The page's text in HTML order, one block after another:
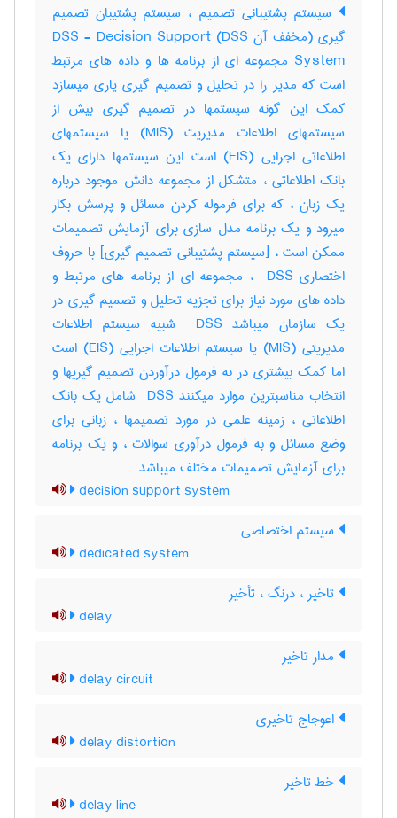
سیستم پشتیبانی تصمیم ، سیستم پشتیبان تصمیم
گیری (مخفف آن DSS) DSS - Decision Support
System مجموعه ای از برنامه ها و داده های مرتبط
است که مدیر را در تحلیل و تصمیم گیری یاری میسازد
کمک این گونه سیستمها در تصمیم گیری بیش از
سیستمهای اطلاعات مدیریت (MIS) یا سیستمهای
اطلاعاتی اجرایی (EIS) است این سیستمها دارای یک
بانک اطلاعاتی ، متشکل از مجموعه دانش موجود درباره
یک زبان ، که برای فرموله کردن مسائل و پرسش بکار
میرود و یک برنامه مدل سازی برای آزمایش تصمیمات
ممکن است ، [سیستم پشتیبانی تصمیم گیری] با حروف
اختصاری ‎ DSS ، مجموعه ای از برنامه های مرتبط و
داده های مورد نیاز برای تجزیه تحلیل و تصمیم گیری در
یک سازمان میباشد ‎ DSS شبیه سیستم اطلاعات
مدیریتی (‎MIS) یا سیستم اطلاعات اجرایی (‎EIS) است
اما کمک بیشتری در به فرمول درآوردن تصمیم گیریها و
انتخاب مناسبترین موارد میکنند ‎ DSS شامل یک بانک
اطلاعاتی ، زمینه علمی در مورد تصمیمها ، زبانی برای
وضع مسائل و به فرمول درآوری سوالات ، و یک برنامه
برای آزمایش تصمیمات مختلف میباشد
decision support system
سیستم اختصاصی
dedicated system
تاخیر ، درنگ ، تأخیر
delay
مدار تاخیر
delay circuit
اعوجاج تاخیری
delay distortion
خط تاخیر
delay line